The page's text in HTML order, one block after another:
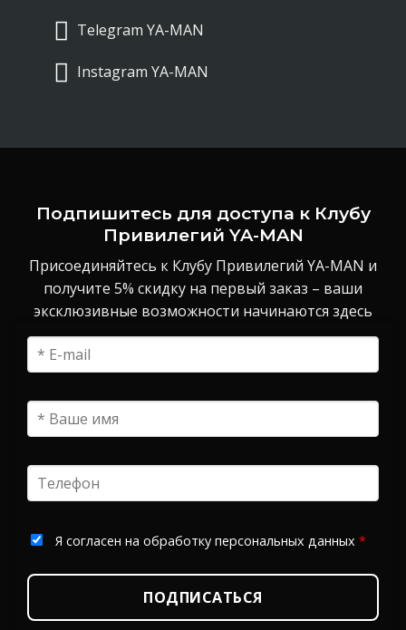
Telegram YA-MAN
Instagram YA-MAN
Подпишитесь для доступа к Клубу
Привилегий YA-MAN
Присоединяйтесь к Клубу Привилегий YA-MAN и
получите 5% скидку на первый заказ – ваши
эксклюзивные возможности начинаются здесь
Я согласен на обработку персональных данных *
ПОДПИСАТЬСЯ